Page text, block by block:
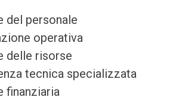
del personale
operativa
delle risorse
tecnica specializzata
finanziaria